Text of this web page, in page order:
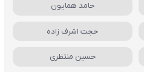
حامد همایون
حجت اشرف زاده
حسین منتظری